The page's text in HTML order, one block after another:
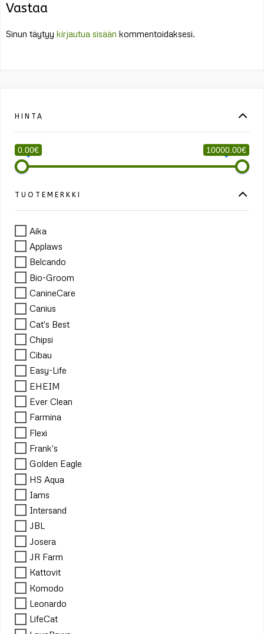
Vastaa
Sinun täytyy kirjautua sisään kommentoidaksesi.
HINTA
0.00€ 10000.00€
TUOTEMERKKI
Aika
Applaws
Belcando
Bio-Groom
CanineCare
Canius
Cat's Best
Chipsi
Cibau
Easy-Life
EHEIM
Ever Clean
Farmina
Flexi
Frank's
Golden Eagle
HS Aqua
Iams
Intersand
JBL
Josera
JR Farm
Kattovit
Komodo
Leonardo
LifeCat